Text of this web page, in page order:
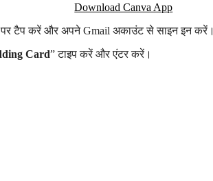
Download Canva App
पर टैप करें और अपने Gmail अकाउंट से साइन इन करें।
Card” टाइप करें और एंटर करें।